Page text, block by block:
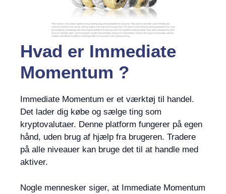
Hvad er Immediate
Momentum ?
Immediate Momentum er et værktøj til handel.
Det lader dig købe og sælge ting som
kryptovalutaer. Denne platform fungerer på egen
hånd, uden brug af hjælp fra brugeren. Tradere
på alle niveauer kan bruge det til at handle med
aktiver.
Nogle mennesker siger, at Immediate Momentum